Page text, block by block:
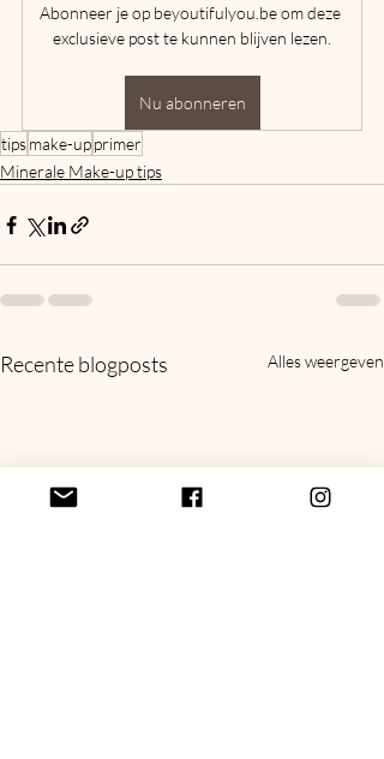
Abonneer je op beyoutifulyou.be om deze
exclusieve post te kunnen blijven lezen.
Nu abonneren
tipsmake-upprimer
Minerale Make-up tips
Recente blogposts Alles weergeven